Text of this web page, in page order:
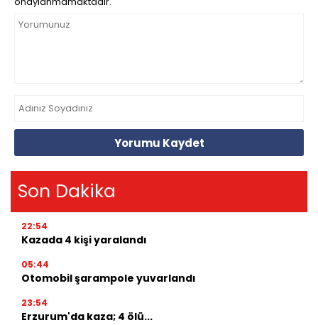
Yorumu Kaydet
Son Dakika
22:54
Kazada 4 kişi yaralandı
05:44
Otomobil şarampole yuvarlandı
23:54
Erzurum'da kaza; 4 ölü...